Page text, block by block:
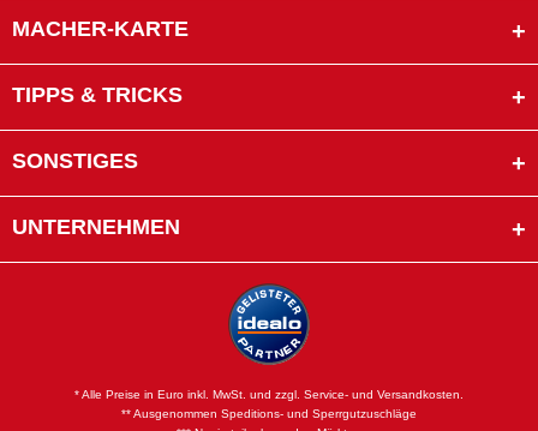
MACHER-KARTE
TIPPS & TRICKS
SONSTIGES
UNTERNEHMEN
* Alle Preise in Euro inkl. MwSt. und zzgl. Service- und Versandkosten.
** Ausgenommen Speditions- und Sperrgutzuschläge